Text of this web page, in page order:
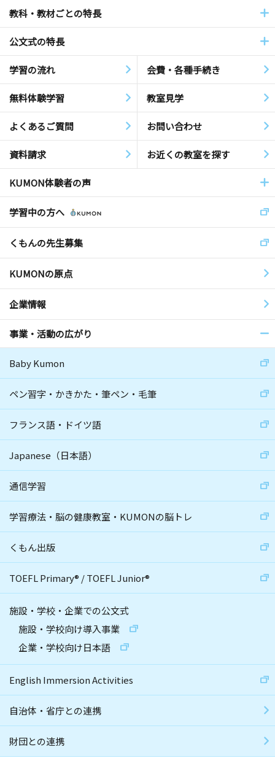
教科・教材ごとの特長
公文式の特長
学習の流れ 会費・各種手続き
無料体験学習 教室見学
よくあるご質問 お問い合わせ
資料請求 お近くの教室を探す
KUMON体験者の声
学習中の方へ
くもんの先生募集
KUMONの原点
企業情報
事業・活動の広がり
Baby Kumon
ペン習字・かきかた・筆ペン・毛筆
フランス語・ドイツ語
Japanese（日本語）
通信学習
学習療法・脳の健康教室・KUMONの脳トレ
くもん出版
TOEFL Primary® /TOEFL Junior®
施設・学校・企業での公文式
施設・学校向け導入事業
企業・学校向け日本語
English Immersion Activities
自治体・省庁との連携
財団との連携